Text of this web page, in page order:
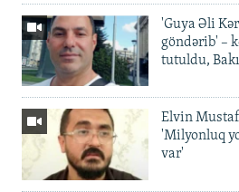
'Guya Əli
göndərib' –
tutuldu,
Elvin
'Milyonluq
var'